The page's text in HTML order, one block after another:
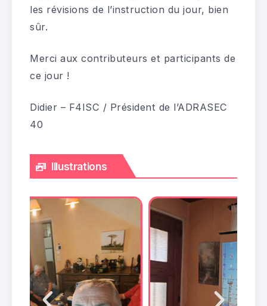
les révisions de l’instruction du jour, bien
sûr.
Merci aux contributeurs et participants de
ce jour !
Didier – F4ISC / Président de l’ADRASEC
40
Illustrations